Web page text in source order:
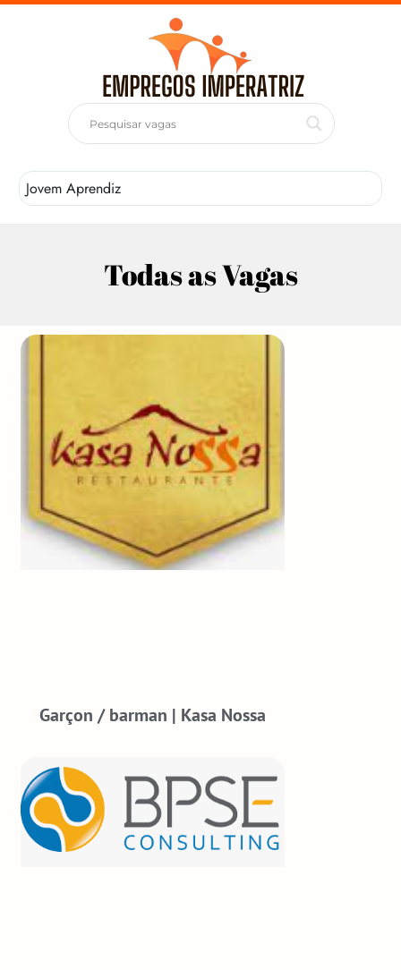
Jovem Aprendiz
Todas as Vagas
Garçon / barman | Kasa Nossa